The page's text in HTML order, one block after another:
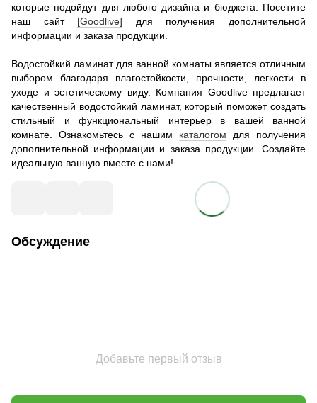
которые подойдут для любого дизайна и бюджета. Посетите
наш сайт [Goodlive] для получения дополнительной
информации и заказа продукции.
Водостойкий ламинат для ванной комнаты является отличным
выбором благодаря влагостойкости, прочности, легкости в
уходе и эстетическому виду. Компания Goodlive предлагает
качественный водостойкий ламинат, который поможет создать
стильный и функциональный интерьер в вашей ванной
комнате. Ознакомьтесь с нашим каталогом для получения
дополнительной информации и заказа продукции. Создайте
идеальную ванную вместе с нами!
Обсуждение
Добавьте первый отзыв